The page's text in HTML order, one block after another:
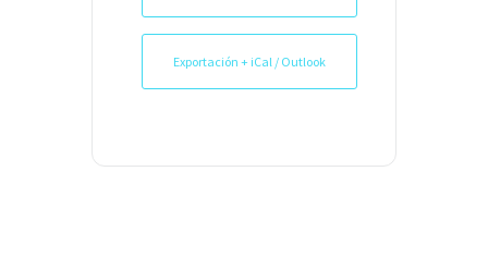
Exportación + iCal / Outlook